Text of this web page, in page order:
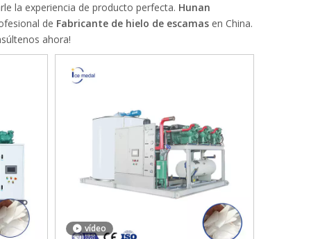
la experiencia de producto perfecta. Hunan
de Fabricante de hielo de escamas en China.
ahora!
vídeo